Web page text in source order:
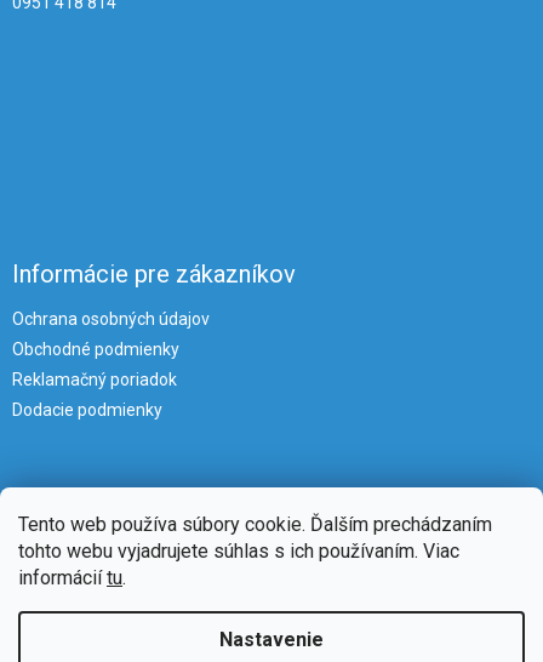
Tento web používa súbory cookie. Ďalším prechádzaním
tohto webu vyjadrujete súhlas s ich používaním. Viac
informáciítu.
Nastavenie
Informácie pre zákazníkov
Ochrana osobných údajov
Obchodné podmienky
Reklamačný poriadok
Dodacie podmienky